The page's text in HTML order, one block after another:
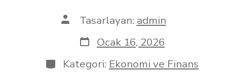
YazınınTasarlayan: admin
Yazı
tarihi
Ocak 16, 2026
Kategoriler
Kategori: Ekonomi ve Finans